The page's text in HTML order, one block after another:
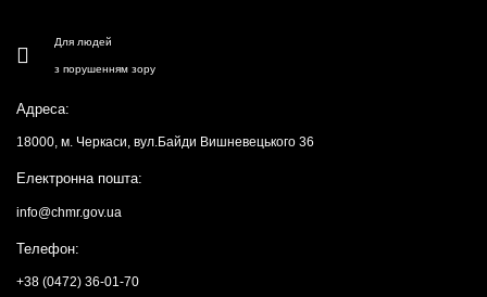
Для людей
з порушенням зору
Адреса:
18000, м. Черкаси, вул.Байди Вишневецького 36
Електронна пошта:
info@chmr.gov.ua
Телефон:
+38 (0472) 36-01-70